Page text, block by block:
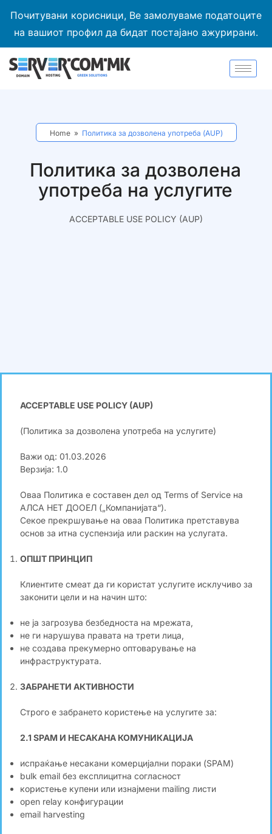
Почитувани корисници, Ве замолуваме податоците
на вашиот профил да бидат постајано ажурирани.
Home» Политика за дозволена употреба (AUP)
Политика за дозволена
употреба на услугите
ACCEPTABLE USE POLICY (AUP)
ACCEPTABLE USE POLICY (AUP)
(Политика за дозволена употреба на услугите)
Важи од: 01.03.2026
Верзија: 1.0
Оваа Политика е составен дел од Terms of Service на
АЛСА НЕТ ДООЕЛ („Компанијата“).
Секое прекршување на оваа Политика претставува
основ за итна суспензија или раскин на услугата.
ОПШТ ПРИНЦИП
Клиентите смеат да ги користат услугите исклучиво за
законити цели и на начин што:
не ја загрозува безбедноста на мрежата,
не ги нарушува правата на трети лица,
не создава прекумерно оптоварување на
инфраструктурата.
ЗАБРАНЕТИ АКТИВНОСТИ
Строго е забрането користење на услугите за:
2.1 SPAM И НЕСАКАНА КОМУНИКАЦИЈА
испраќање несакани комерцијални пораки (SPAM)
bulk email без експлицитна согласност
користење купени или изнајмени mailing листи
open relay конфигурации
email harvesting